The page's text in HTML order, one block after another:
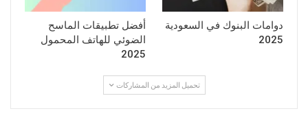
دوامات البنوك في السعودية
2025
أفضل تطبيقات الماسح
الضوئي للهاتف المحمول
2025
تحميل المزيد من المشاركات